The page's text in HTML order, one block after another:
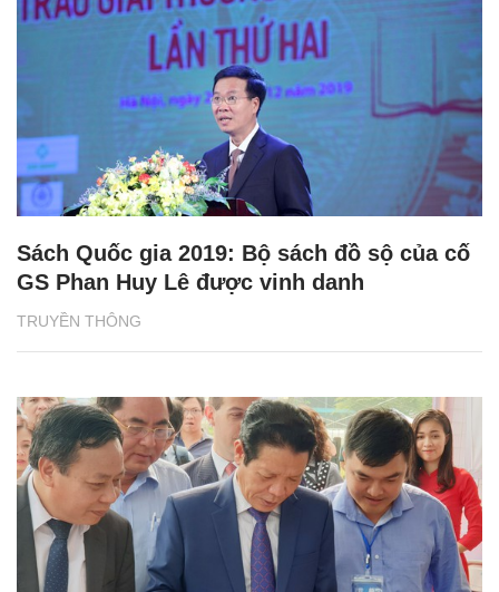
TRUYỀN THÔNG
Sách Quốc gia 2019: Bộ sách đồ sộ của cố
GS Phan Huy Lê được vinh danh